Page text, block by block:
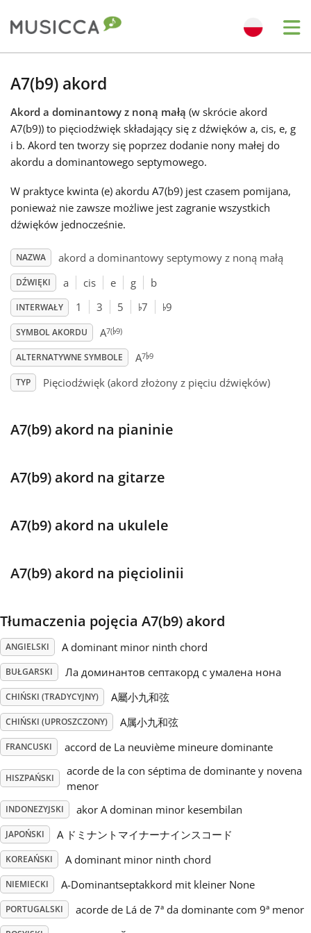
Български
Dansk
Deutsch
English
Español
Français
한국어
हिन्दी
Italiano
Русский
Svenska
Tiếng Việt
Türkçe
简体中文
繁體中文
A7(b9) akord
Akord a dominantowy z noną małą (w skrócie akord
A7(b9)) to pięciodźwięk składający się z dźwięków a, cis, e, g
i b. Akord ten tworzy się poprzez dodanie nony małej do
akordu a dominantowego septymowego.
W praktyce kwinta (e) akordu A7(b9) jest czasem pomijana,
ponieważ nie zawsze możliwe jest zagranie wszystkich
dźwięków jednocześnie.
NAZWA akord a dominantowy septymowy z noną małą
DŹWIĘKI a cis e g b
INTERWAŁY 1 3 5 ♭7 ♭9
SYMBOL AKORDU A7(♭9)
ALTERNATYWNE SYMBOLE A7♭9
TYP Pięciodźwięk (akord złożony z pięciu dźwięków)
A7(b9) akord na pianinie
A7(b9) akord na gitarze
A7(b9) akord na ukulele
A7(b9) akord na pięciolinii
Tłumaczenia pojęcia A7(b9) akord
ANGIELSKI A dominant minor ninth chord
BUŁGARSKI Ла доминантов септакорд с умалена нона
CHIŃSKI (TRADYCYJNY) A屬小九和弦
CHIŃSKI (UPROSZCZONY) A属小九和弦
FRANCUSKI accord de La neuvième mineure dominante
HISZPAŃSKI
acorde de la con séptima de dominante y novena
menor
INDONEZYJSKI akor A dominan minor kesembilan
JAPOŃSKI A ドミナントマイナーナインスコード
KOREAŃSKI A dominant minor ninth chord
NIEMIECKI A-Dominantseptakkord mit kleiner None
PORTUGALSKI acorde de Lá de 7ª da dominante com 9ª menor